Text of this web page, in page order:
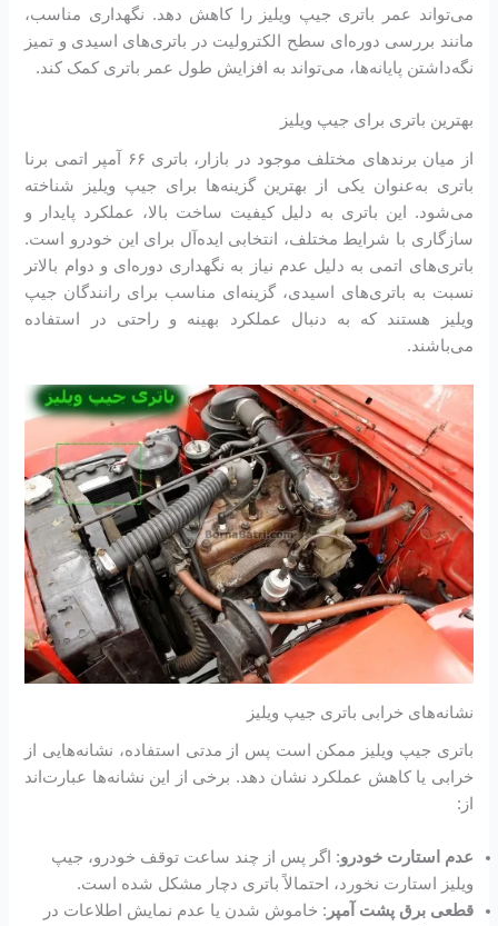
می‌تواند عمر باتری جیپ ویلیز را کاهش دهد. نگهداری مناسب،
مانند بررسی دوره‌ای سطح الکترولیت در باتری‌های اسیدی و تمیز
نگه‌داشتن پایانه‌ها، می‌تواند به افزایش طول عمر باتری کمک کند.
بهترین باتری برای جیپ ویلیز
از میان برندهای مختلف موجود در بازار، باتری ۶۶ آمپر اتمی برنا
باتری به‌عنوان یکی از بهترین گزینه‌ها برای جیپ ویلیز شناخته
می‌شود. این باتری به دلیل کیفیت ساخت بالا، عملکرد پایدار و
سازگاری با شرایط مختلف، انتخابی ایده‌آل برای این خودرو است.
باتری‌های اتمی به دلیل عدم نیاز به نگهداری دوره‌ای و دوام بالاتر
نسبت به باتری‌های اسیدی، گزینه‌ای مناسب برای رانندگان جیپ
ویلیز هستند که به دنبال عملکرد بهینه و راحتی در استفاده
می‌باشند.
نشانه‌های خرابی باتری جیپ ویلیز
باتری جیپ ویلیز ممکن است پس از مدتی استفاده، نشانه‌هایی از
خرابی یا کاهش عملکرد نشان دهد. برخی از این نشانه‌ها عبارت‌اند
از:
عدم استارت خودرو: اگر پس از چند ساعت توقف خودرو، جیپ
ویلیز استارت نخورد، احتمالاً باتری دچار مشکل شده است.
قطعی برق پشت آمپر : خاموش شدن یا عدم نمایش اطلاعات در